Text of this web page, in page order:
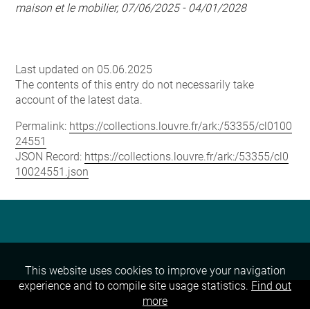
maison et le mobilier, 07/06/2025 - 04/01/2028
Last updated on 05.06.2025
The contents of this entry do not necessarily take
account of the latest data.
Permalink: https://collections.louvre.fr/ark:/53355/cl0100
24551
JSON Record: https://collections.louvre.fr/ark:/53355/cl0
10024551.json
This website uses cookies to improve your navigation
experience and to compile site usage statistics. Find out
more